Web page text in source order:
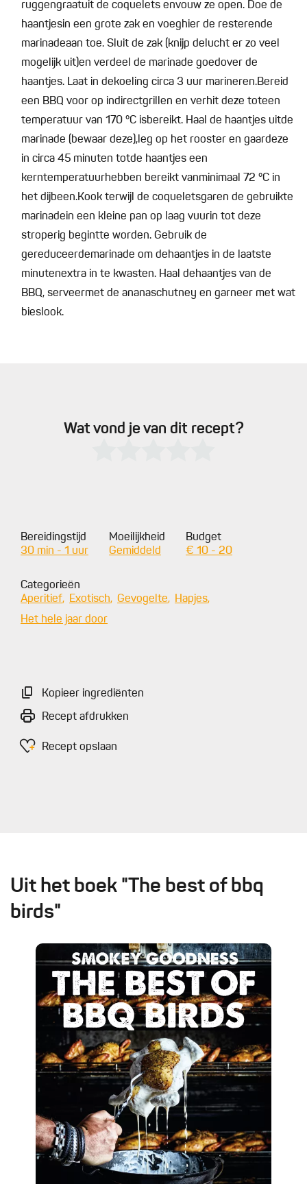
ruggengraatuit de coquelets envouw ze open. Doe de
haantjesin een grote zak en voeghier de resterende
marinadeaan toe. Sluit de zak (knijp delucht er zo veel
mogelijk uit)en verdeel de marinade goedover de
haantjes. Laat in dekoeling circa 3 uur marineren.Bereid
een BBQ voor op indirectgrillen en verhit deze toteen
temperatuur van 170 °C isbereikt. Haal de haantjes uitde
marinade (bewaar deze),leg op het rooster en gaardeze
in circa 45 minuten totde haantjes een
kerntemperatuurhebben bereikt vanminimaal 72 °C in
het dijbeen.Kook terwijl de coqueletsgaren de gebruikte
marinadein een kleine pan op laag vuurin tot deze
stroperig begintte worden. Gebruik de
gereduceerdemarinade om dehaantjes in de laatste
minutenextra in te kwasten. Haal dehaantjes van de
BBQ, serveermet de ananaschutney en garneer met wat
bieslook.
Wat vond je van dit recept?
Bereidingstijd
30 min - 1 uur
Moeilijkheid
Gemiddeld
Budget
€ 10 - 20
Categorieën
Aperitief
Exotisch Gevogelte
Hapjes
Het hele jaar door
Kopieer ingrediënten
Recept afdrukken
Recept opslaan
Uit het boek "The best of bbq
birds"